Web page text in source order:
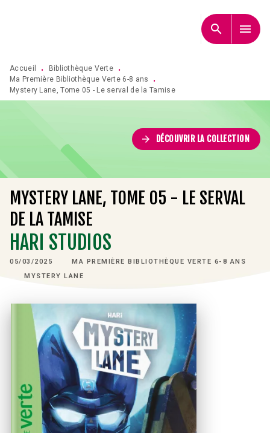
search menu
Accueil • Bibliothèque Verte
•
Ma Première Bibliothèque Verte 6-8 ans
•
Mystery Lane, Tome 05 - Le serval de la Tamise
arrow_forward DÉCOUVRIR LA COLLECTION
MYSTERY LANE, TOME 05 - LE SERVAL
DE LA TAMISE
HARI STUDIOS
05/03/2025
MA PREMIÈRE BIBLIOTHÈQUE VERTE 6-8 ANS
MYSTERY LANE